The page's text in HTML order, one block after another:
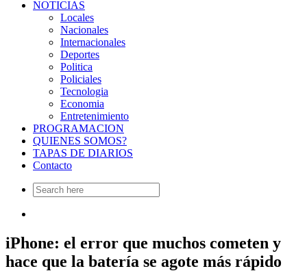
NOTICIAS
Locales
Nacionales
Internacionales
Deportes
Politica
Policiales
Tecnologia
Economia
Entretenimiento
PROGRAMACION
QUIENES SOMOS?
TAPAS DE DIARIOS
Contacto
Search
for:
iPhone: el error que muchos cometen y
hace que la batería se agote más rápido